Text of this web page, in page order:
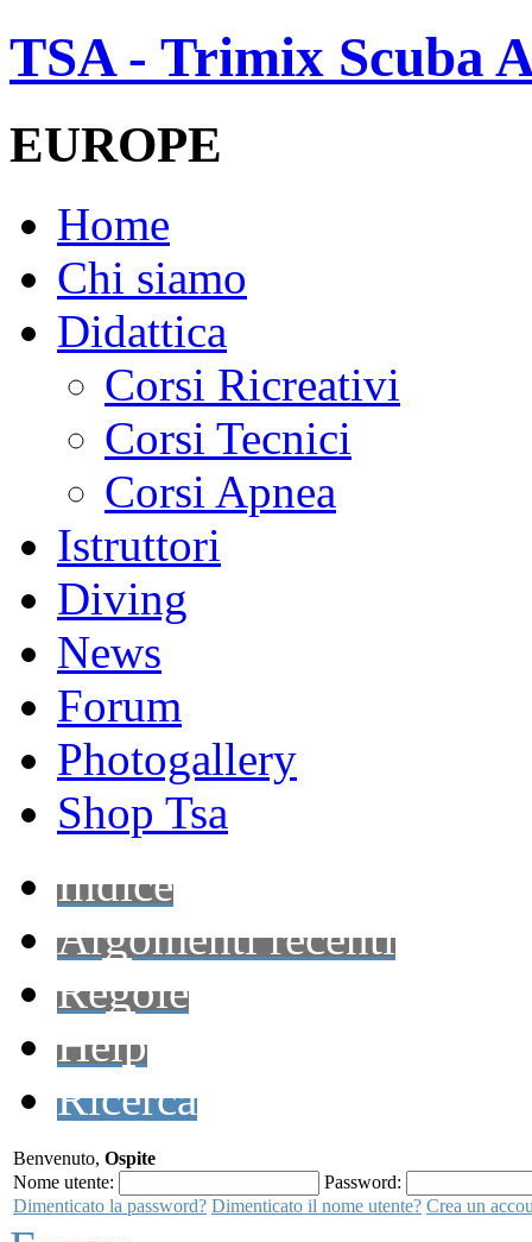
TSA - Trimix Scuba
EUROPE
Home
Chi siamo
Didattica
Corsi Ricreativi
Corsi Tecnici
Corsi Apnea
Istruttori
Diving
News
Forum
Photogallery
Shop Tsa
Indice
Argomenti recenti
Regole
Help
Ricerca
Benvenuto, Ospite
Nome utente:
Password:
Dimenticato la password? Dimenticato il nome utente? Crea un